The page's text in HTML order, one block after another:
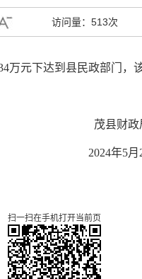
访问量： 513次
万元下达到县民政部门，
县财政
4年5月
扫一扫在手机打开当前页